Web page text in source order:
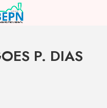
P. DIAS